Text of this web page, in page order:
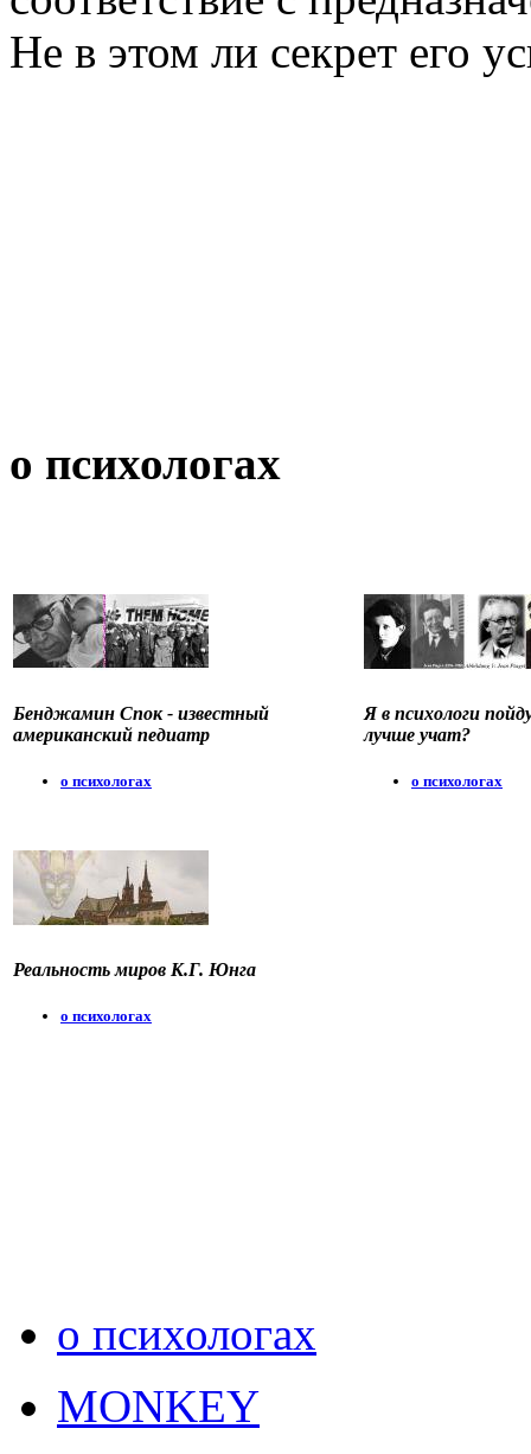
Не в этом ли секрет его
о психологах
Бенджамин Спок - известный
американский педиатр
о психологах
Я в психологи
лучше учат?
о психологах
Реальность миров К.Г. Юнга
о психологах
о психологах
MONKEY